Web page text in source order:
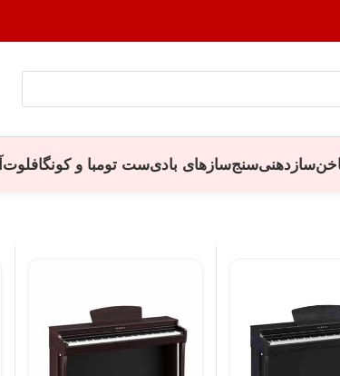
سازدهنیسنجسازهای بادیست تومبا و کونگافلوت